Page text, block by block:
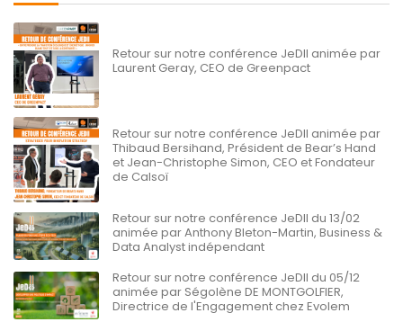
Retour sur notre conférence JeDII animée par
Laurent Geray, CEO de Greenpact
Retour sur notre conférence JeDII animée par
Thibaud Bersihand, Président de Bear’s Hand
et Jean-Christophe Simon, CEO et Fondateur
de Calsoï
Retour sur notre conférence JeDII du 13/02
animée par Anthony Bleton-Martin, Business &
Data Analyst indépendant
Retour sur notre conférence JeDII du 05/12
animée par Ségolène DE MONTGOLFIER,
Directrice de l'Engagement chez Evolem